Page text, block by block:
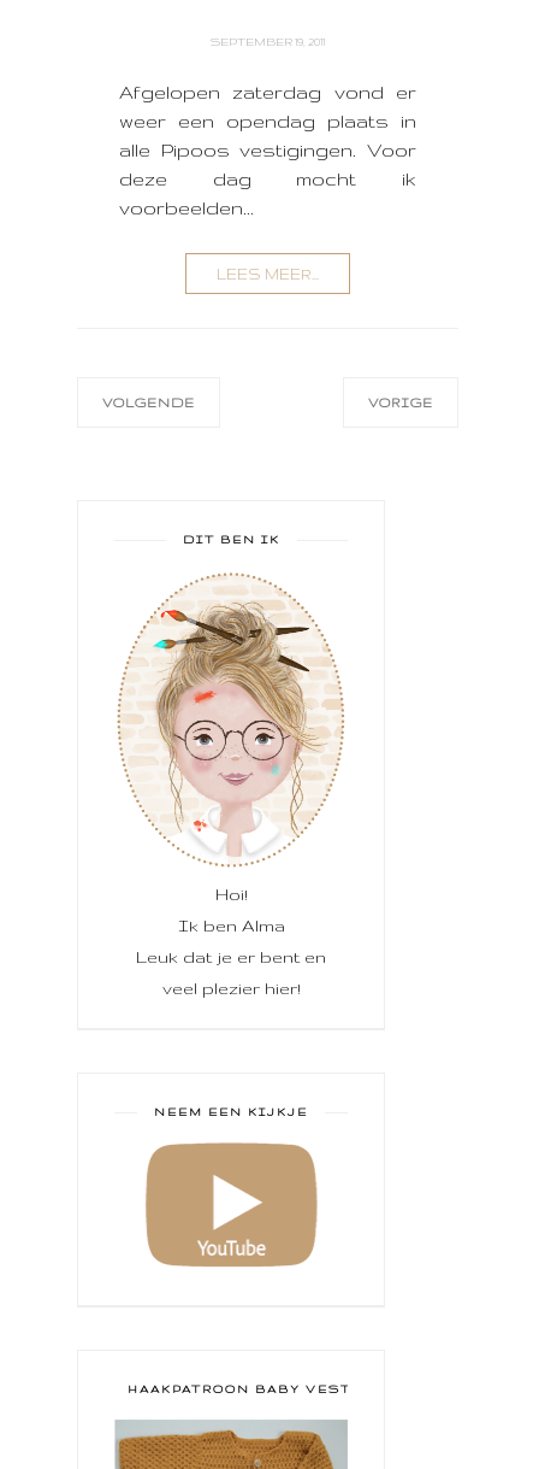
SEPTEMBER 19, 2011
Afgelopen zaterdag vond er
weer een opendag plaats in
alle Pipoos vestigingen. Voor
deze dag mocht ik
voorbeelden...
LEES MEER...
VOLGENDE VORIGE
DIT BEN IK
Hoi!
Ik ben Alma
Leuk dat je er bent en
veel plezier hier!
NEEM EEN KIJKJE
HAAKPATROON BABY VESTJE